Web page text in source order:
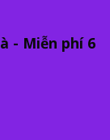
- Miễn phí 6